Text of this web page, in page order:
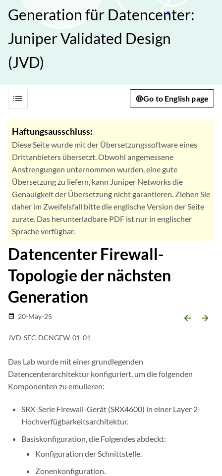
Generation für Datencenter:
Juniper Validated Design
(JVD)
list Go to English page
Haftungsausschluss:
Diese Seite wurde mit der Übersetzungssoftware eines
Drittanbieters übersetzt. Obwohl angemessene
Anstrengungen unternommen wurden, eine gute
Übersetzung zu liefern, kann Juniper Networks die
Genauigkeit der Übersetzung nicht garantieren. Ziehen Sie
daher im Zweifelsfall bitte die englische Version der Seite
zurate. Das herunterladbare PDF ist nur in englischer
Sprache verfügbar.
Datencenter Firewall-
Topologie der nächsten
Generation
date_range 20-May-25 arrow_backward arrow_forward
JVD-SEC-DCNGFW-01-01
Das Lab wurde mit einer grundlegenden
Datencenterarchitektur konfiguriert, um die folgenden
Komponenten zu emulieren:
SRX-Serie Firewall-Gerät (SRX4600) in einer Layer 2-
Hochverfügbarkeitsarchitektur.
Basiskonfiguration, die Folgendes abdeckt:
Konfiguration der Schnittstelle.
Zonenkonfiguration.